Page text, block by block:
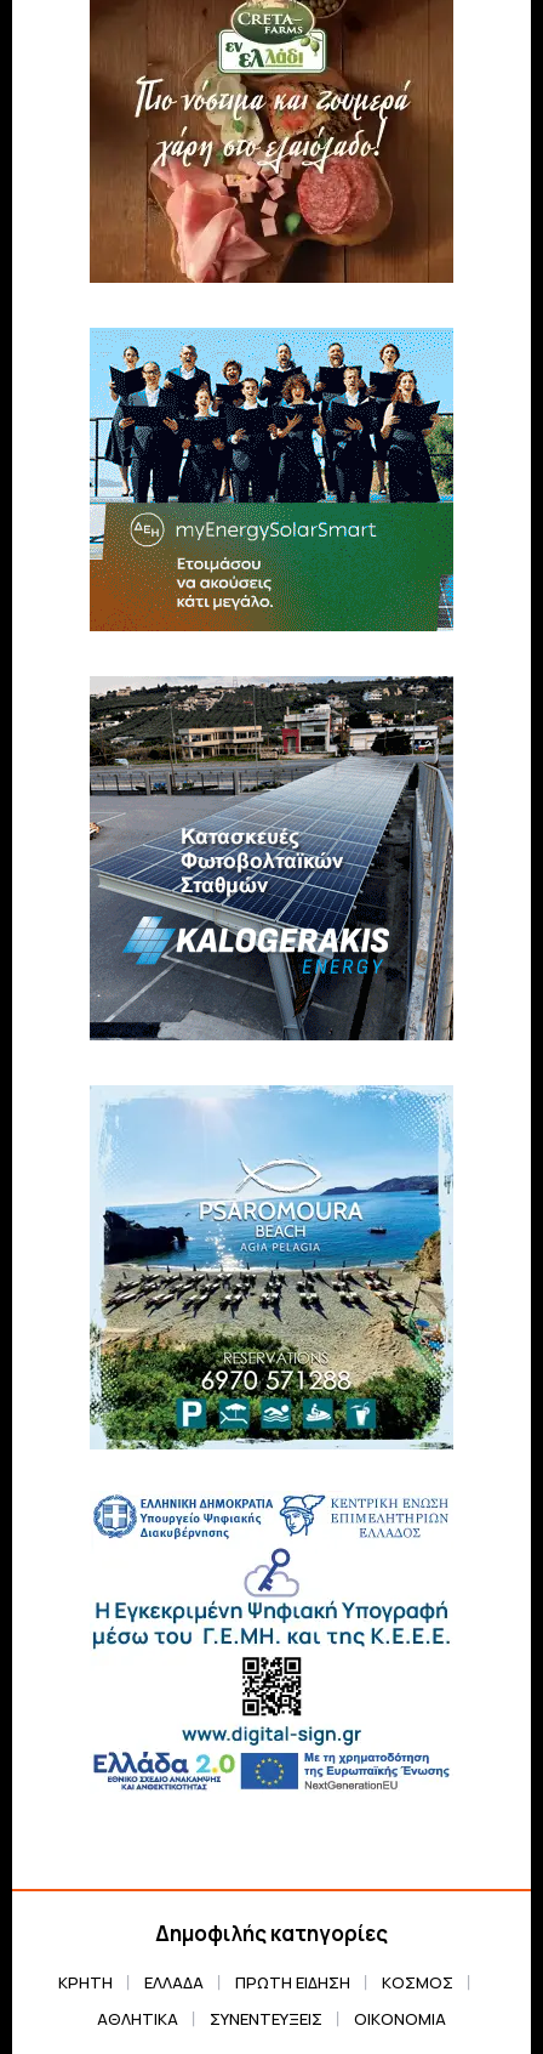
Δημοφιλής κατηγορίες
ΚΡΗΤΗ ΕΛΛΆΔΑ ΠΡΏΤΗ ΕΊΔΗΣΗ
ΚΌΣΜΟΣ
ΑΘΛΗΤΙΚΆ
ΣΥΝΕΝΤΕΎΞΕΙΣ ΟΙΚΟΝΟΜΊΑ